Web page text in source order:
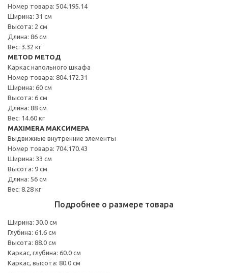
Номер товара: 504.195.14
Ширина: 31 см
Высота: 2 см
Длина: 86 см
Вес: 3.32 кг
METOD МЕТОД
Каркас напольного шкафа
Номер товара: 804.172.31
Ширина: 60 см
Высота: 6 см
Длина: 88 см
Вес: 14.60 кг
MAXIMERA МАКСИМЕРА
Выдвижные внутренние элементы
Номер товара: 704.170.43
Ширина: 33 см
Высота: 9 см
Длина: 56 см
Вес: 8.28 кг
Подробнее о размере товара
Ширина: 30.0 см
Глубина: 61.6 см
Высота: 88.0 см
Каркас, глубина: 60.0 см
Каркас, высота: 80.0 см